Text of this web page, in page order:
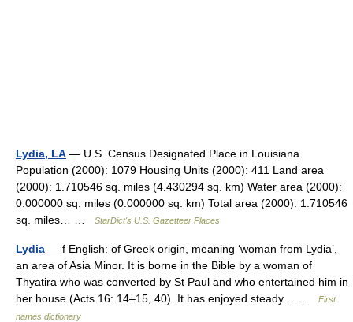
Lydia, LA — U.S. Census Designated Place in Louisiana
Population (2000): 1079 Housing Units (2000): 411 Land area
(2000): 1.710546 sq. miles (4.430294 sq. km) Water area (2000):
0.000000 sq. miles (0.000000 sq. km) Total area (2000): 1.710546
sq. miles… …
StarDict's U.S. Gazetteer Places
Lydia — f English: of Greek origin, meaning ‘woman from Lydia’,
an area of Asia Minor. It is borne in the Bible by a woman of
Thyatira who was converted by St Paul and who entertained him in
her house (Acts 16: 14–15, 40). It has enjoyed steady… …
First
names dictionary